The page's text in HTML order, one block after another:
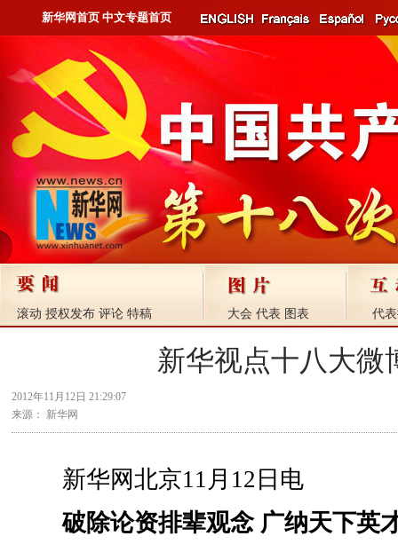
新华网首页 中文专题首页
滚动 授权发布 评论 特稿 大会 代表 图表 代
新华视点十八大微
2012年11月12日 21:29:07
来源： 新华网
新华网北京11月12日电
破除论资排辈观念 广纳天下英